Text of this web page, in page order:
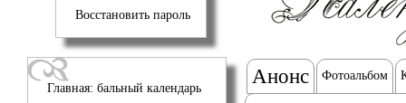
Восстановить пароль
Главная: бальный календарь
Анонс Фотоальбом